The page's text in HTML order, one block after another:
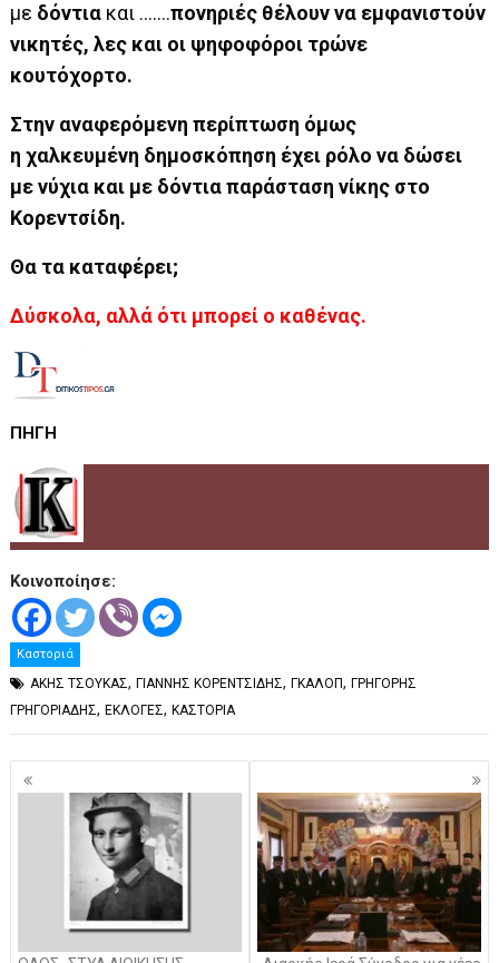
με δόντια και …….πονηριές θέλουν να εμφανιστούν
νικητές, λες και οι ψηφοφόροι τρώνε
κουτόχορτο.
Στην αναφερόμενη περίπτωση όμως
η χαλκευμένη δημοσκόπηση έχει ρόλο να δώσει
με νύχια και με δόντια παράσταση νίκης στο
Κορεντσίδη.
Θα τα καταφέρει;
Δύσκολα, αλλά ότι μπορεί ο καθένας.
ΠΗΓΗ
Κοινοποίησε:
Καστοριά
ΑΚΗΣ ΤΣΟΥΚΑΣ,ΓΙΑΝΝΗΣ ΚΟΡΕΝΤΣΙΔΗΣ,ΓΚΑΛΟΠ,ΓΡΗΓΟΡΗΣ
ΓΡΗΓΟΡΙΑΔΗΣ,ΕΚΛΟΓΕΣ,ΚΑΣΤΟΡΙΑ
Πλοήγηση
άρθρων